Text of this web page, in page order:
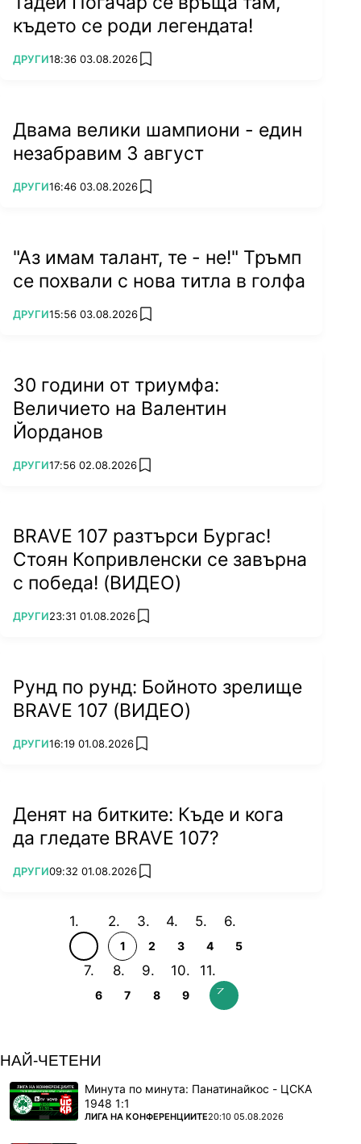
където се роди легендата!
ПОВЕЧЕ ОТ
ДРУГИ18:36 03.08.2026 add favorites
Двама велики шампиони - един
незабравим 3 август
ПОВЕЧЕ ОТ
ДРУГИ16:46 03.08.2026 add favorites
"Аз имам талант, те - не!" Тръмп
се похвали с нова титла в голфа
ПОВЕЧЕ ОТ
ДРУГИ15:56 03.08.2026 add favorites
30 години от триумфа:
Величието на Валентин
Йорданов
ПОВЕЧЕ ОТ
ДРУГИ17:56 02.08.2026 add favorites
BRAVE 107 разтърси Бургас!
Стоян Копривленски се завърна
с победа! (ВИДЕО)
ПОВЕЧЕ ОТ
ДРУГИ23:31 01.08.2026 add favorites
Рунд по рунд: Бойното зрелище
BRAVE 107 (ВИДЕО)
ПОВЕЧЕ ОТ
ДРУГИ16:19 01.08.2026 add favorites
Денят на битките: Къде и кога
да гледате BRAVE 107?
ПОВЕЧЕ ОТ
ДРУГИ09:32 01.08.2026 add favorites
1 2 3 4 5
6 7 8 9
НАЙ-ЧЕТЕНИ
Минута по минута: Панатинайкос - ЦСКА
1948 1:1
ПОВЕЧЕ ОТ
ЛИГА НА КОНФЕРЕНЦИИТЕ20:10 05.08.2026